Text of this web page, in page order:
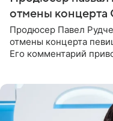
отмены концерта
Продюсер Павел
отмены концерта
Его комментарий